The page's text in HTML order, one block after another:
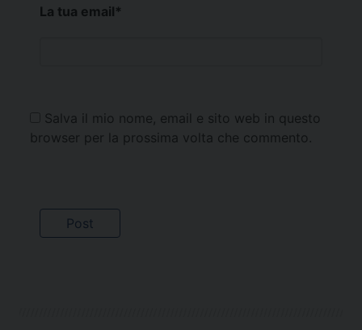
La tua email*
Salva il mio nome, email e sito web in questo
browser per la prossima volta che commento.